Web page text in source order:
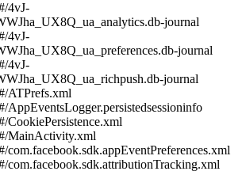
4vJ-
journal
4vJ-
journal
4vJ-
journal
ATPrefs.xml
AppEventsLogger.persistedsessioninfo
CookiePersistence.xml
MainActivity.xml
com.facebook.sdk.appEventPreferences.xml
com.facebook.sdk.attributionTracking.xml